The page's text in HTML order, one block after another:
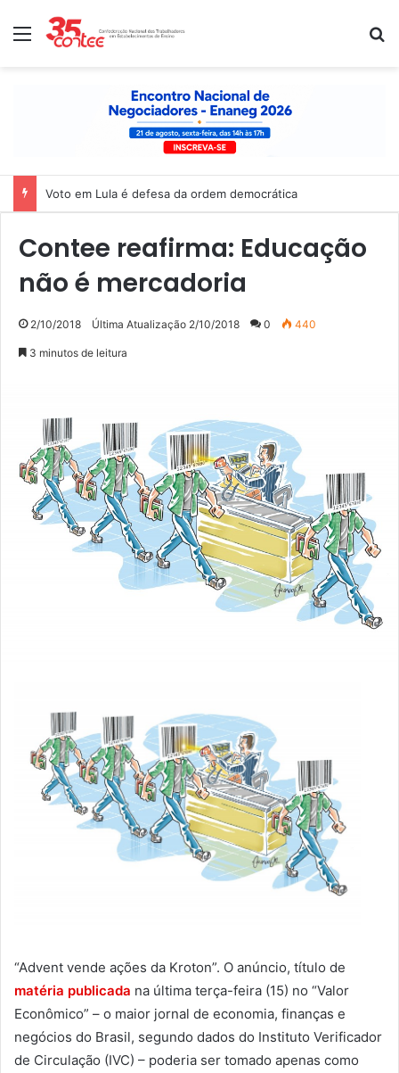
Menu
Nota de solidariedade ao povo venezuelano
Contee reafirma: Educação
não é mercadoria
2/10/2018 Última Atualização 2/10/2018 0 440
3 minutos de leitura
“Advent vende ações da Kroton”. O anúncio, título de
matéria publicada na última terça-feira (15) no “Valor
Econômico” – o maior jornal de economia, finanças e
negócios do Brasil, segundo dados do Instituto Verificador
de Circulação (IVC) – poderia ser tomado apenas como